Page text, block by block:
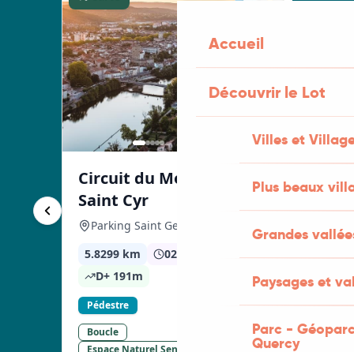
Accueil
Découvrir le Lot
Villes et
Plus beaux
Grandes
Paysages et
Parc -
Quercy